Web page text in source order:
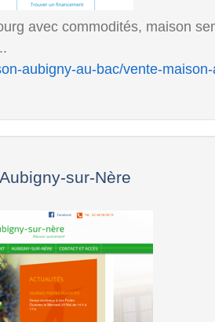
avec commodités, maison
aubigny-au-bac/vente-
sur-Nère